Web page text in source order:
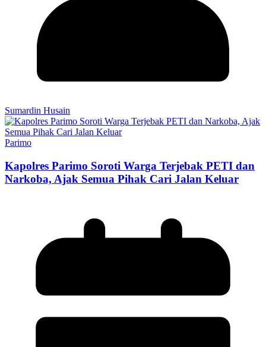
Sumardin Husain
Parimo
Kapolres Parimo Soroti Warga Terjebak PETI dan
Narkoba, Ajak Semua Pihak Cari Jalan Keluar